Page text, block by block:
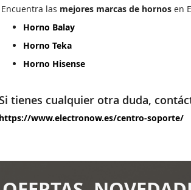
Encuentra las mejores marcas de hornos en
Horno Balay
Horno Teka
Horno Hisense
tienes cualquier otra duda,
https://www.electronow.es/centro-soporte/